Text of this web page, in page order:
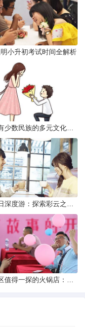
小升初考试时间全解析